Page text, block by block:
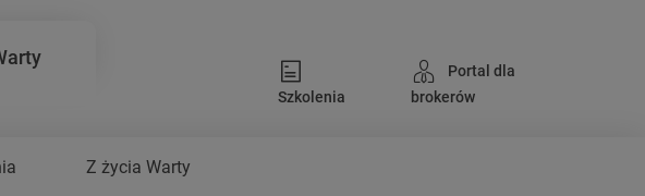
Z życia Warty
Szkolenia
Portal dla
brokerów